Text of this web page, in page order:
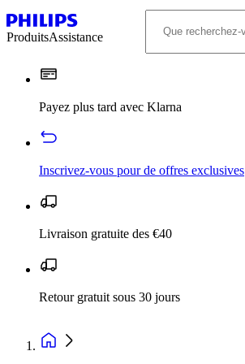
ProduitsAssistance
Payez plus tard avec Klarna
Inscrivez‑vous pour de offres exclusives
Livraison gratuite des €40
Retour gratuit sous 30 jours